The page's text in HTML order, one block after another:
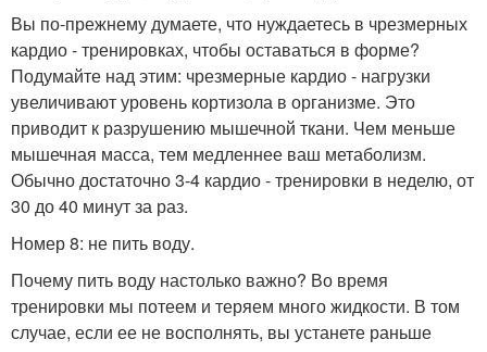
Вы по-прежнему думаете, что нуждаетесь в чрезмерных
кардио - тренировках, чтобы оставаться в форме?
Подумайте над этим: чрезмерные кардио - нагрузки
увеличивают уровень кортизола в организме. Это
приводит к разрушению мышечной ткани. Чем меньше
мышечная масса, тем медленнее ваш метаболизм.
Обычно достаточно 3-4 кардио - тренировки в неделю, от
30 до 40 минут за раз.
Номер 8: не пить воду.
Почему пить воду настолько важно? Во время
тренировки мы потеем и теряем много жидкости. В том
случае, если ее не восполнять, вы устанете раньше